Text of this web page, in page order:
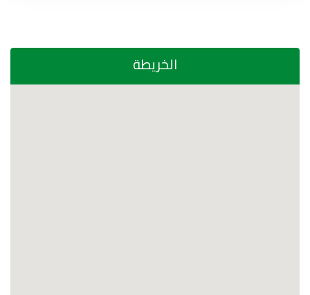
الخريطة